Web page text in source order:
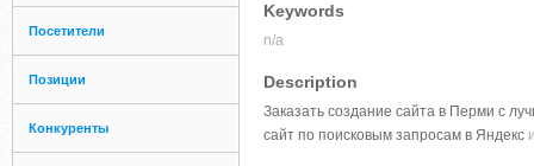
Посетители
Позиции
Конкуренты
Keywords
n/a
Description
Заказать создание сайта в Перми с
сайт по поисковым запросам в Яндекс